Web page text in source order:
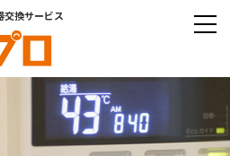
交換サービス